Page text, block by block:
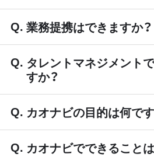
業務提携はできますか？
タレントマネジメント
すか？
カオナビの目的は何で
カオナビでできること